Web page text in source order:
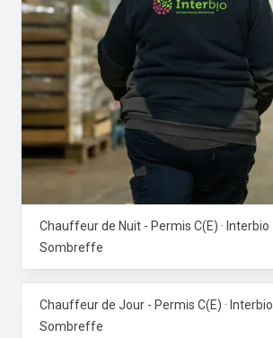
Chauffeur de Nuit - Permis C(E) · Interbio
Sombreffe
Chauffeur de Jour - Permis C(E) · Interbio
Sombreffe